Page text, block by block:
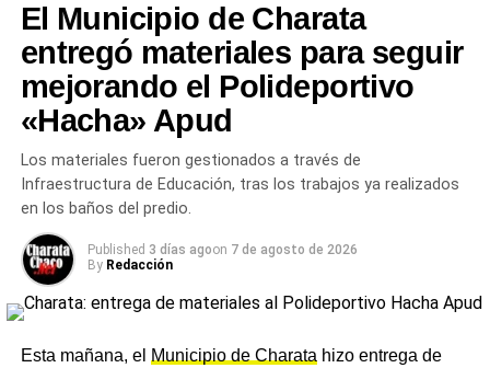
negociaciones salariales se frustraban una tras otra, los
paros se sucedían y Baradel se convirtió en uno de los
sindicalistas más conocidos del país, tanto para quienes
lo reivindicaban como para quienes lo criticaban. El año
2017 fue el más duro: las paritarias estuvieron trabadas
los estudiantes de escuelas estatales bonaerenses de
manera reiterada. En ese contexto de máxima tensión,
fue víctima de persecución y espionaje ilegal durante la
gestión de Cambiemos. Él mismo y su familia recibieron
amenazas directas, incluyendo intimidaciones contra sus
El Municipio de Charata
entregó materiales para seguir
mejorando el Polideportivo
«Hacha» Apud
Los materiales fueron gestionados a través de
Infraestructura de Educación, tras los trabajos ya realizados
en los baños del predio.
Published 3 días agoon 7 de agosto de 2026
By Redacción
Esta mañana, el Municipio de Charata hizo entrega de